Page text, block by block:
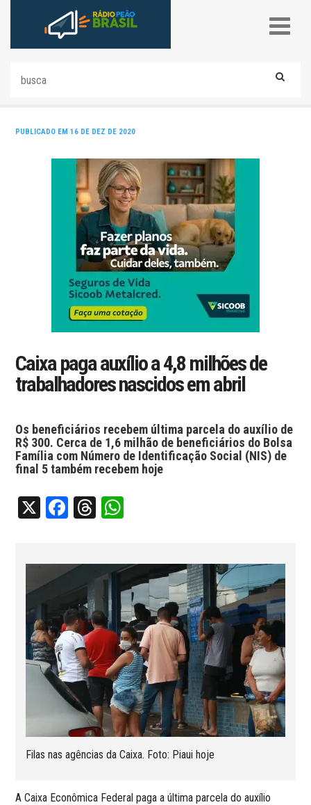
PUBLICADO EM 16 DE DEZ DE 2020
Caixa paga auxílio a 4,8 milhões de
trabalhadores nascidos em abril
Os beneficiários recebem última parcela do auxílio de
R$ 300. Cerca de 1,6 milhão de beneficiários do Bolsa
Família com Número de Identificação Social (NIS) de
final 5 também recebem hoje
X Facebook
Threads
Filas nas agências da Caixa. Foto: Piaui hoje
A Caixa Econômica Federal paga a última parcela do auxílio